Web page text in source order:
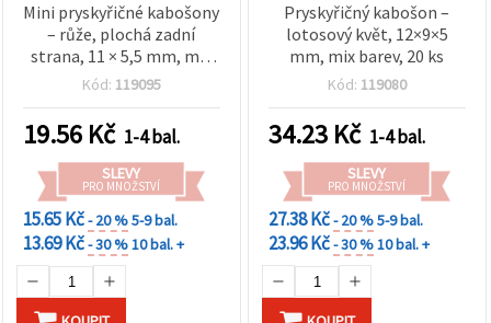
Mini pryskyřičné kabošony
– růže, plochá zadní
strana, 11 × 5,5 mm, mix
barev, balení 10 ks –
šperky, scrapbooking a
dekupáž
Kód: 119095
19.56 Kč 1-4 bal.
SLEVY
PRO MNOŽSTVÍ
15.65 Kč- 20 %5-9 bal.
13.69 Kč- 30 %10 bal. +
Pryskyřičný kabošon –
lotosový květ, 12×9×5
mm, mix barev, 20 ks
Kód: 119080
34.23 Kč 1-4 bal.
SLEVY
PRO MNOŽSTVÍ
27.38 Kč- 20 %5-9 bal.
23.96 Kč- 30 %10 bal. +